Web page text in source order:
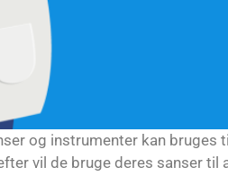
og instrumenter kan bruges
vil de bruge deres sanser